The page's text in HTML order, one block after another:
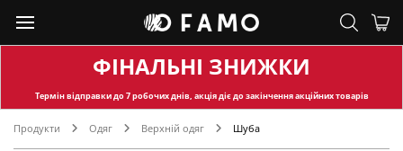
ФІНАЛЬНІ ЗНИЖКИ
Термін відправкидо 7 робочих днів, акція діє до закінчення акційних товарів
Продукти Одяг Верхній одяг Шуба